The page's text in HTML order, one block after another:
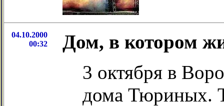
04.10.2000
00:32
Дом, в котором
3 октября в
дома Тюриных.